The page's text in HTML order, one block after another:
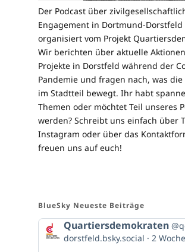
Der Podcast über
Engagement in Dortmund-Dorstfeld
organisiert vom Projekt
Wir berichten über aktuelle
Projekte in Dorstfeld während der
Pandemie und fragen nach, was die
im Stadtteil bewegt. Ihr habt
Themen oder möchtet Teil unseres
werden? Schreibt uns einfach über
Instagram oder über das
freuen uns auf euch!
BlueSky Neueste Beiträge
Beitrag
von
Quartiersdemokraten
Quartiersdemokraten
dorstfeld.bsky.social
2